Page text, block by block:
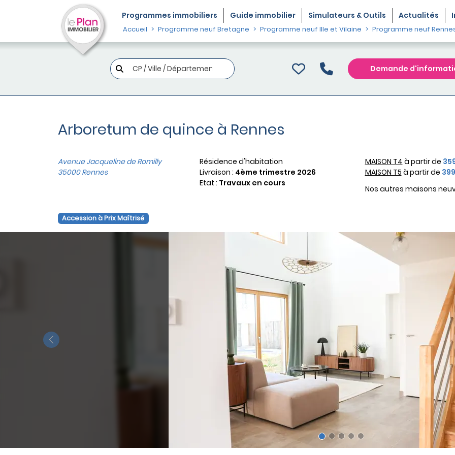
Programmes immobiliers Guide immobilier Simulateurs & Outils Actualités
Accueil Programme neuf Bretagne Programme neuf Ille et Vilaine Programme neuf
Demande
Arboretum de quince à Rennes
Avenue Jacqueline de Romilly
35000 Rennes
Résidence d'habitation
Livraison : 4ème trimestre 2026
Etat : Travaux en cours
MAISON T4 à partir de
MAISON T5 à partir de
Nos autres maisons
Accession à Prix Maîtrisé
Previous